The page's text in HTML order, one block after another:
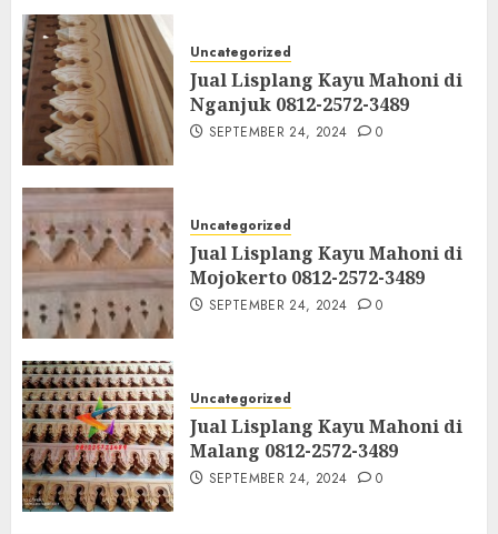
Uncategorized
Jual Lisplang Kayu Mahoni di
Nganjuk 0812-2572-3489
SEPTEMBER 24, 2024 0
Uncategorized
Jual Lisplang Kayu Mahoni di
Mojokerto 0812-2572-3489
SEPTEMBER 24, 2024 0
Uncategorized
Jual Lisplang Kayu Mahoni di
Malang 0812-2572-3489
SEPTEMBER 24, 2024 0